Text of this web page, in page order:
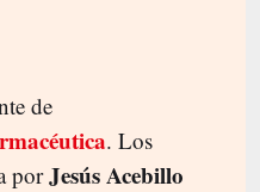
de
. Los
porJesús Acebillo